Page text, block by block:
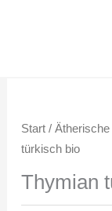
Start/ Ätherische
türkisch bio
Thymian